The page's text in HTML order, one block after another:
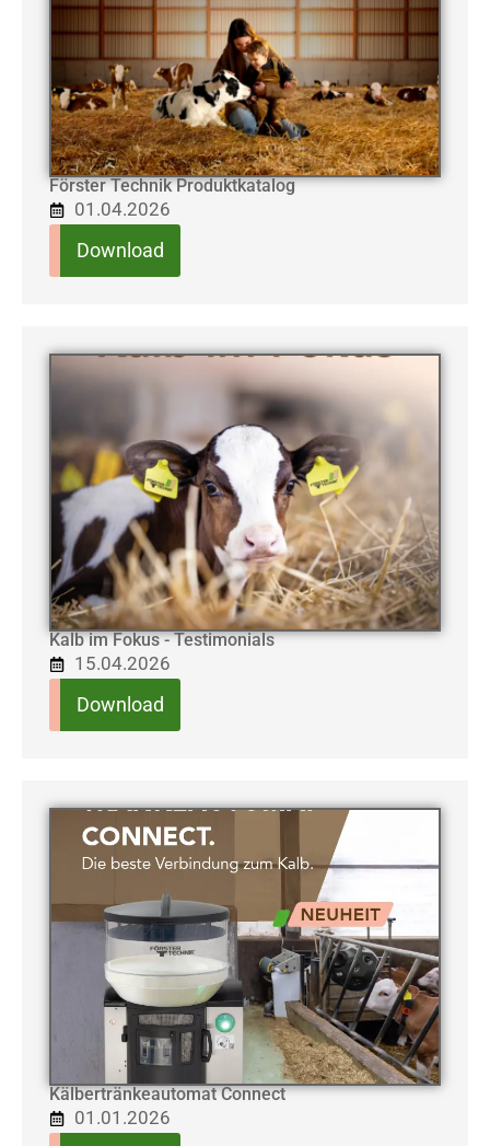
Förster Technik Produktkatalog
01.04.2026
Download
Kalb im Fokus - Testimonials
15.04.2026
Download
Kälbertränkeautomat Connect
01.01.2026